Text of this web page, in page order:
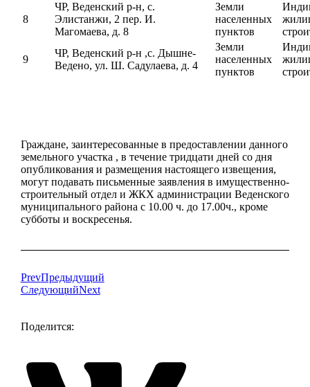
8
ЧР, Веденский р-н, с.
Элистанжи, 2 пер. И.
Магомаева, д. 8
Земли
населенных
пунктов
9
ЧР, Веденский р-н ,с. Дышне-
Ведено, ул. Ш. Садулаева, д. 4
Земли
населенных
пунктов
Граждане, заинтересованные в предоставлении данного
земельного участка , в течение тридцати дней со дня
опубликования и размещения настоящего извещения,
могут подавать письменные заявления в имущественно-
строительный отдел и ЖКХ администрации Веденского
муниципального района с 10.00 ч. до 17.00ч., кроме
субботы и воскресенья.
PrevПредыдущий
СледующийNext
Поделится: